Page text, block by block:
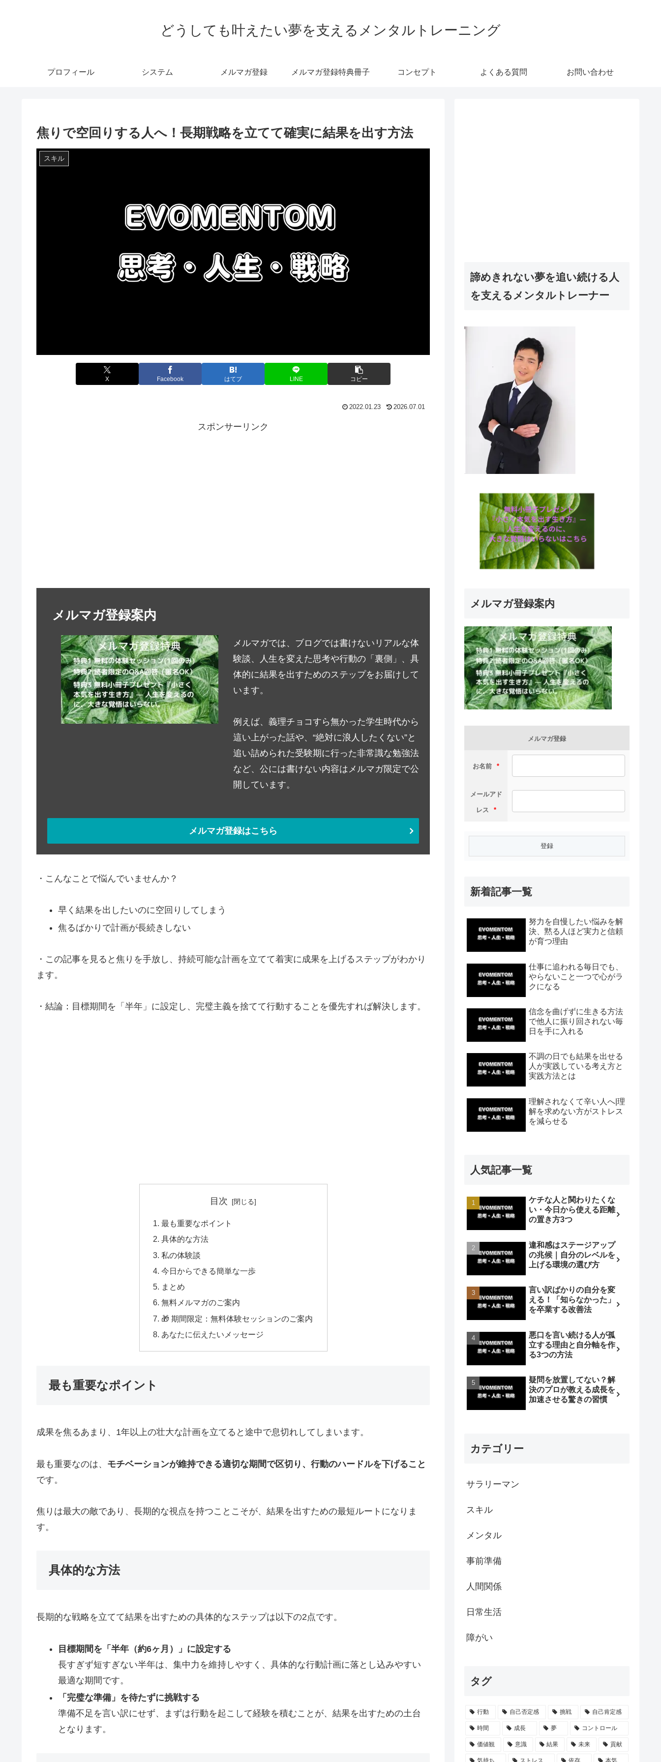
どうしても叶えたい夢を支えるメンタルトレーニング
プロフィール システム メルマガ登録 メルマガ登録特典冊子 コンセプト よくある質問 お問い合わせ
焦りで空回りする人へ！長期戦略を立てて確実に結果を出す方法
スキル
X Facebook はてブ LINE コピー
2022.01.23 2026.07.01
スポンサーリンク
メルマガ登録案内
メルマガでは、ブログでは書けないリアルな体
験談、人生を変えた思考や行動の「裏側」、具
体的に結果を出すためのステップをお届けして
います。
例えば、義理チョコすら無かった学生時代から
這い上がった話や、“絶対に浪人したくない”と
追い詰められた受験期に行った非常識な勉強法
など、公には書けない内容はメルマガ限定で公
開しています。
メルマガ登録はこちら
・こんなことで悩んでいませんか？
早く結果を出したいのに空回りしてしまう
焦るばかりで計画が長続きしない
・この記事を見ると焦りを手放し、持続可能な計画を立てて着実に成果を上げるステップがわかり
ます。
・結論：目標期間を「半年」に設定し、完璧主義を捨てて行動することを優先すれば解決します。
目次
最も重要なポイント
具体的な方法
私の体験談
今日からできる簡単な一歩
まとめ
無料メルマガのご案内
🎁 期間限定：無料体験セッションのご案内
あなたに伝えたいメッセージ
最も重要なポイント
成果を焦るあまり、1年以上の壮大な計画を立てると途中で息切れしてしまいます。
最も重要なのは、 モチベーションが維持できる適切な期間で区切り、行動のハードルを下げること
です。
焦りは最大の敵であり、長期的な視点を持つことこそが、結果を出すための最短ルートになりま
す。
具体的な方法
長期的な戦略を立てて結果を出すための具体的なステップは以下の2点です。
目標期間を「半年（約6ヶ月）」に設定する
長すぎず短すぎない半年は、集中力を維持しやすく、具体的な行動計画に落とし込みやすい
最適な期間です。
「完璧な準備」を待たずに挑戦する
準備不足を言い訳にせず、まずは行動を起こして経験を積むことが、結果を出すための土台
となります。
諦めきれない夢を追い続ける人
を支えるメンタルトレーナー
メルマガ登録案内
メルマガ登録
お名前 *
メールアド
レス *
新着記事一覧
努力を自慢したい悩みを解
決、黙る人ほど実力と信頼
が育つ理由
仕事に追われる毎日でも、
やらないこと一つで心がラ
クになる
信念を曲げずに生きる方法
で他人に振り回されない毎
日を手に入れる
不調の日でも結果を出せる
人が実践している考え方と
実践方法とは
理解されなくて辛い人へ|理
解を求めない方がストレス
を減らせる
人気記事一覧
ケチな人と関わりたくな
い・今日から使える距離
の置き方3つ
違和感はステージアップ
の兆候｜自分のレベルを
上げる環境の選び方
言い訳ばかりの自分を変
える！「知らなかった」
を卒業する改善法
悪口を言い続ける人が孤
立する理由と自分軸を作
る3つの方法
疑問を放置してない？解
決のプロが教える成長を
加速させる驚きの習慣
カテゴリー
サラリーマン
スキル
メンタル
事前準備
人間関係
日常生活
障がい
タグ
行動 自己否定感 挑戦 自己肯定感
時間 成長 夢 コントロール
価値観 意識 結果 未来 貢献